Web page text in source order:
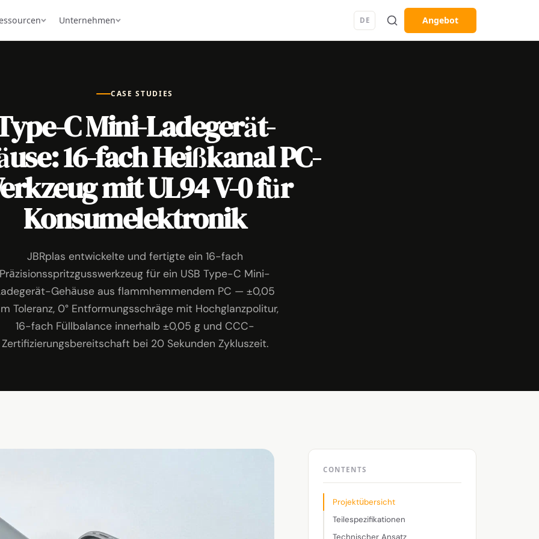
Unternehmen DE Angebot
CASE STUDIES
C Mini-Ladegerät-
16-fach Heißkanal PC-
mit UL94 V-0 für
Konsumelektronik
JBRplas entwickelte und fertigte ein 16-fach
Präzisionsspritzgusswerkzeug für ein USB Type-C Mini-
Gehäuse aus flammhemmendem PC — ±0,05
Toleranz, 0° Entformungsschräge mit Hochglanzpolitur,
16-fach Füllbalance innerhalb ±0,05 g und CCC-
Zertifizierungsbereitschaft bei 20 Sekunden Zykluszeit.
CONTENTS
Projektübersicht
Teilespezifikationen